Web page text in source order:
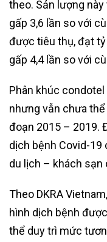
theo. Sản lượng
gấp 3,6 lần so với
được tiêu thụ, đạt tỷ
gấp 4,4 lần so với
Phân khúc
nhưng vẫn chưa
đoạn 2015 – 2019.
dịch bệnh Covid-
du lịch – khách sạn
Theo DKRA
hình dịch bệnh
thể duy trì mức